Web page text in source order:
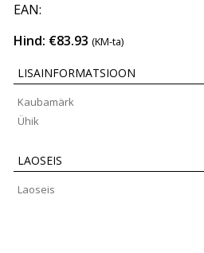
EAN:
Hind: €83.93(KM-ta)
LISAINFORMATSIOON
Kaubamärk
Ühik
LAOSEIS
Laoseis